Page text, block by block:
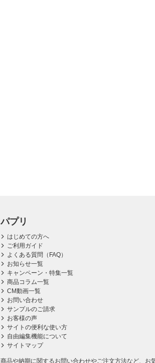
パプリ
はじめての方へ
ご利用ガイド
よくある質問（FAQ）
お知らせ一覧
キャンペーン・特集一覧
商品コラム一覧
CM動画一覧
お問い合わせ
サンプルのご請求
お客様の声
サイトの便利な使い方
自由編集機能について
サイトマップ
商品や納期に関するお問い合わせやご注文方法など、お